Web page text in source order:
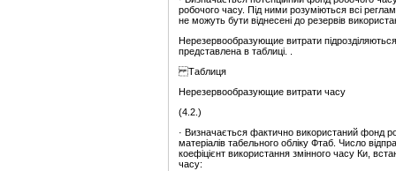
робочого часу. Під ними розуміються всі
не можуть бути віднесені до резервів
Нерезервообразующие витрати
представлена в таблиці. .
Таблиця
Нерезервообразующие витрати часу
(4.2.)
· Визначається фактично використаний фонд
матеріалів табельного обліку Фтаб. Число
коефіцієнт використання змінного часу Ки,
часу: